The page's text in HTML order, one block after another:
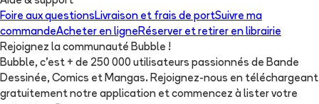
Foire aux questionsLivraison et frais de portSuivre ma
commandeAcheter en ligneRéserver et retirer en librairie
Rejoignez la communauté Bubble !
Bubble, c'est + de 250 000 utilisateurs passionnés de Bande
Dessinée, Comics et Mangas. Rejoignez-nous en téléchargeant
gratuitement notre application et commencez à lister votre